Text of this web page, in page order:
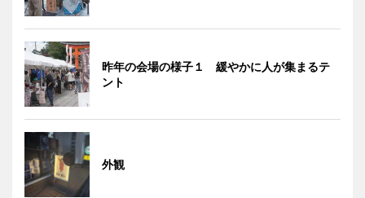
昨年の会場の様子１ 緩やかに人が集まるテ
ント
外観